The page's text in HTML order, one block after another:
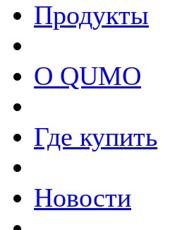
Продукты
О QUMO
Где купить
Новости